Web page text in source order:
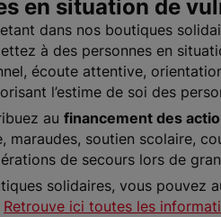
en situation de
dans nos boutiques
à des personnes en
écoute attentive,
l’estime de soi des
au financement des
maraudes, soutien scolaire,
de secours lors de
solidaires, vous pouvez
Retrouve ici toutes les